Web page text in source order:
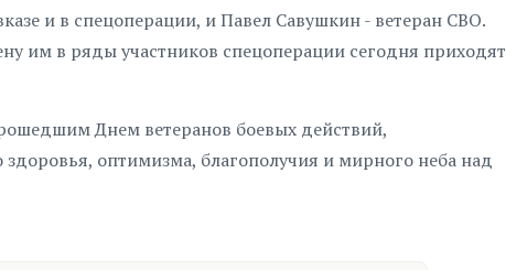
и в спецоперации, и Павел Савушкин - ветеран СВО.
им в ряды участников спецоперации сегодня приходят
Днем ветеранов боевых действий,
оптимизма, благополучия и мирного неба над